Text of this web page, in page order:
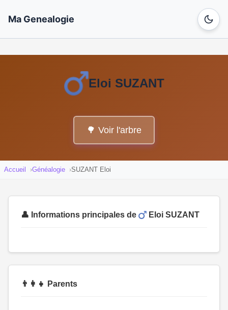
Ma Genealogie
Eloi SUZANT
🌳 Voir l'arbre
Accueil Généalogie SUZANT Eloi
👤 Informations principales de Eloi SUZANT
👨‍👩‍👧 Parents